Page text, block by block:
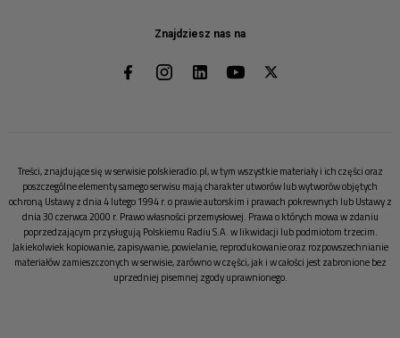
Znajdziesz nas na
Treści, znajdujące się w serwisie polskieradio.pl, w tym wszystkie materiały i ich części oraz
poszczególne elementy samego serwisu mają charakter utworów lub wytworów objętych
ochroną Ustawy z dnia 4 lutego 1994 r. o prawie autorskim i prawach pokrewnych lub Ustawy z
dnia 30 czerwca 2000 r. Prawo własności przemysłowej. Prawa o których mowa w zdaniu
poprzedzającym przysługują Polskiemu Radiu S.A. w likwidacji lub podmiotom trzecim.
Jakiekolwiek kopiowanie, zapisywanie, powielanie, reprodukowanie oraz rozpowszechnianie
materiałów zamieszczonych w serwisie, zarówno w części, jak i w całości jest zabronione bez
uprzedniej pisemnej zgody uprawnionego.